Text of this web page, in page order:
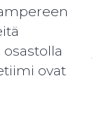
ovat